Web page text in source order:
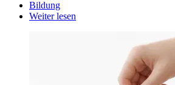
Bildung
Weiter lesen